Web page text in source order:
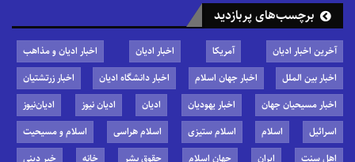
برچسب‌های پربازدید
آخرین اخبار ادیان آمریکا اخبار ادیان
اخبار ادیان و مذاهب
اخبار بین الملل
اخبار جهان اسلام اخبار دانشگاه ادیان
اخبار زرتشتیان
اخبار مسیحیان جهان
اخبار یهودیان ادیان ادیان نیوز
ادیان‌نیوز
اسرائیل
اسلام اسلام ستیزی اسلام هراسی
اسلام و مسیحیت
اهل سنت
ایران جهان اسلام حقوق بشر خانه خبر دینی